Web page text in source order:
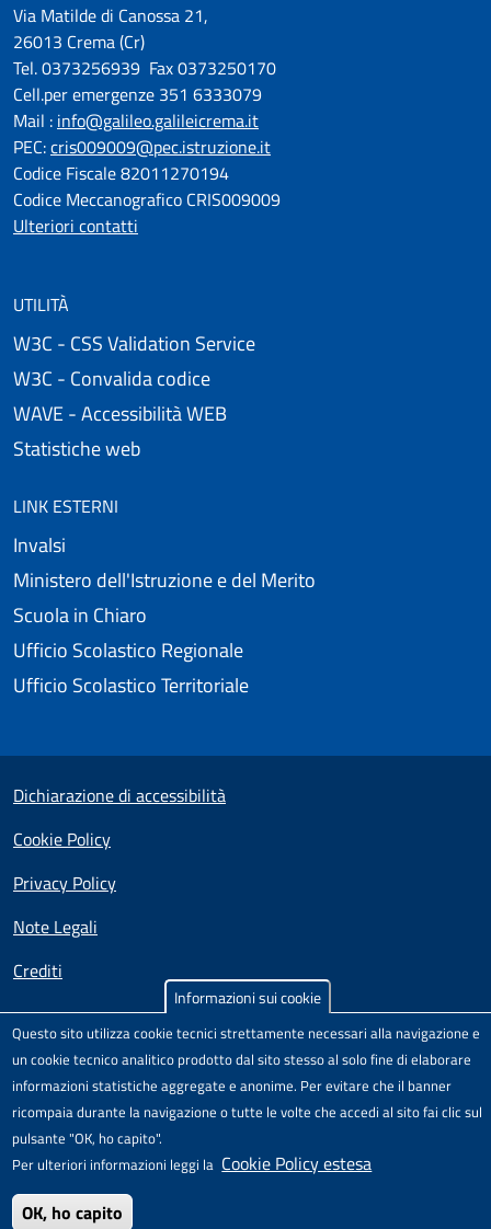
Informazioni sui cookie
Questo sito utilizza cookie tecnici strettamente necessari alla navigazione e
un cookie tecnico analitico prodotto dal sito stesso al solo fine di elaborare
informazioni statistiche aggregate e anonime. Per evitare che il banner
ricompaia durante la navigazione o tutte le volte che accedi al sito fai clic sul
pulsante "OK, ho capito".
Per ulteriori informazioni leggi la Cookie Policy estesa
OK, ho capito
Via Matilde di Canossa 21,
26013 Crema (Cr)
Tel. 0373256939 Fax 0373250170
Cell.per emergenze 351 6333079
Mail : info@galileo.galileicrema.it
PEC:cris009009@pec.istruzione.it
Codice Fiscale 82011270194
Codice Meccanografico CRIS009009
Ulteriori contatti
UTILITÀ
W3C - CSS Validation Service
W3C - Convalida codice
WAVE - Accessibilità WEB
Statistiche web
LINK ESTERNI
Invalsi
Ministero dell'Istruzione e del Merito
Scuola in Chiaro
Ufficio Scolastico Regionale
Ufficio Scolastico Territoriale
Small prints
Useful links section
Dichiarazione di accessibilità
Cookie Policy
Privacy Policy
Note Legali
Crediti
TestSito realizzato e distribuito da Porte Aperte sul Web
Comunità di pratica per l'accessibilità dei siti scolastici,
nell'ambito del Progetto "Un CMS per la scuola" .
Il modello di sito è rilasciato sotto licenza
Attribuzione-Non
commerciale-Condividi allo stesso modo 4.0 Unported
Creative Commons.